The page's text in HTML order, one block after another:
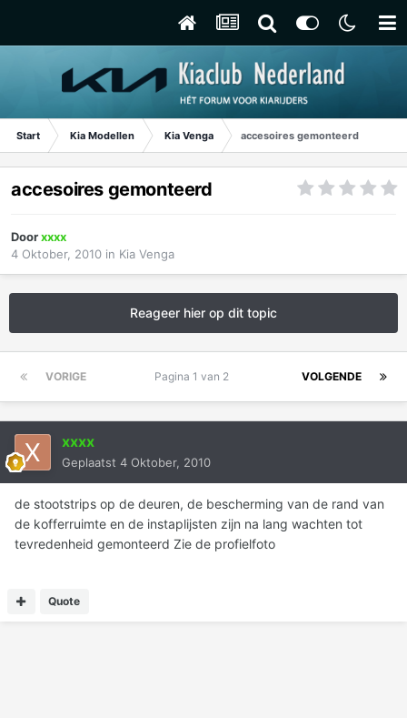
Start Kia Modellen Kia Venga accesoires gemonteerd
accesoires gemonteerd
Doorxxxx
4 Oktober, 2010 in Kia Venga
Reageer hier op dit topic
VORIGE VOLGENDE
Pagina 1 van 2
xxxx
Geplaatst 4 Oktober, 2010
de stootstrips op de deuren, de bescherming van de rand van
de kofferruimte en de instaplijsten zijn na lang wachten tot
tevredenheid gemonteerd Zie de profielfoto
Quote